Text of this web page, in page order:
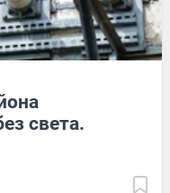
света.